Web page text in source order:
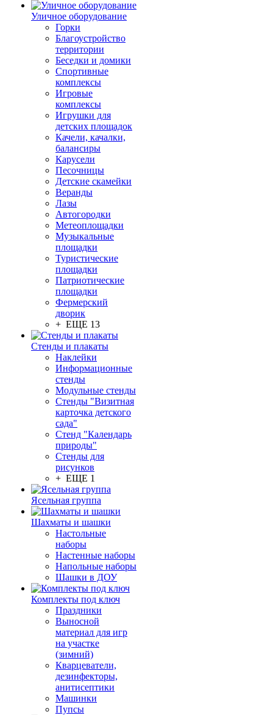
Уличное оборудование
Горки
Благоустройство
территории
Беседки и домики
Спортивные
комплексы
Игровые
комплексы
Игрушки для
детских площадок
Качели, качалки,
балансиры
Карусели
Песочницы
Детские скамейки
Веранды
Лазы
Автогородки
Метеоплощадки
Музыкальные
площадки
Туристические
площадки
Патриотические
площадки
Фермерский
дворик
+ ЕЩЕ 13
Стенды и плакаты
Наклейки
Информационные
стенды
Модульные стенды
Стенды "Визитная
карточка детского
сада"
Стенд "Календарь
природы"
Стенды для
рисунков
+ ЕЩЕ 1
Ясельная группа
Шахматы и шашки
Настольные
наборы
Настенные наборы
Напольные наборы
Шашки в ДОУ
Комплекты под ключ
Праздники
Выносной
материал для игр
на участке
(зимний)
Кварцеватели,
дезинфекторы,
анитисептики
Машинки
Пупсы